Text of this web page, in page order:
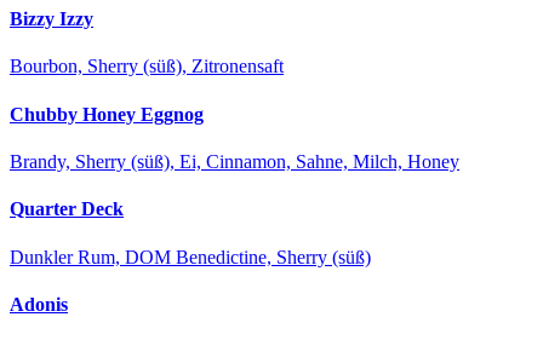
Bizzy Izzy
Bourbon, Sherry (süß), Zitronensaft
Chubby Honey Eggnog
Brandy, Sherry (süß), Ei, Cinnamon, Sahne, Milch, Honey
Quarter Deck
Dunkler Rum, DOM Benedictine, Sherry (süß)
Adonis